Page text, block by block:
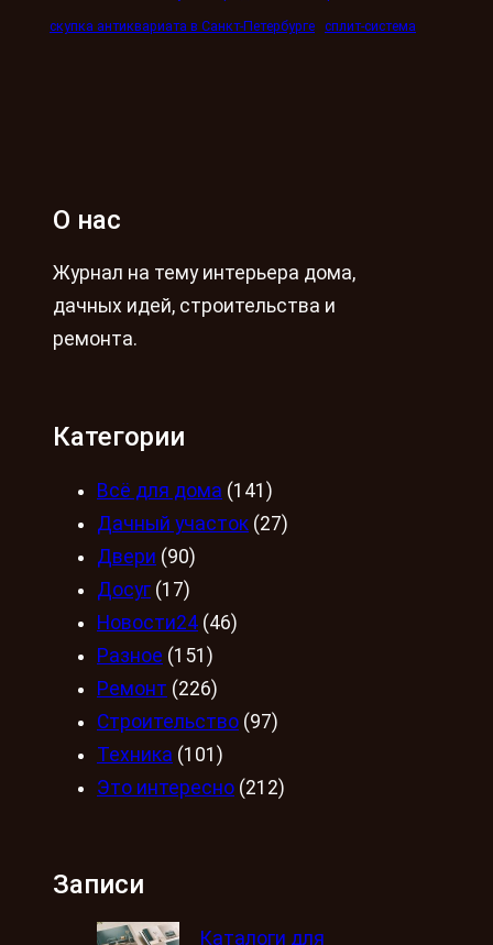
скупка антиквариата в Санкт-Петербурге сплит-система
О нас
Журнал на тему интерьера дома,
дачных идей, строительства и
ремонта.
Категории
Всё для дома (141)
Дачный участок (27)
Двери (90)
Досуг (17)
Новости24 (46)
Разное (151)
Ремонт (226)
Строительство (97)
Техника (101)
Это интересно (212)
Записи
Каталоги для